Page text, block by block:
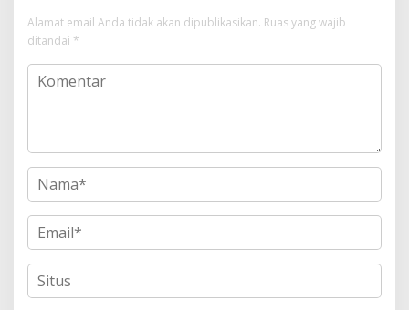
Alamat email Anda tidak akan dipublikasikan. Ruas yang wajib
ditandai *